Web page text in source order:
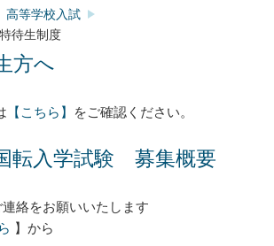
高等学校入試
待生制度
方へ
【こちら】 をご確認ください。
転入学試験 募集概要
絡をお願いいたします
】から